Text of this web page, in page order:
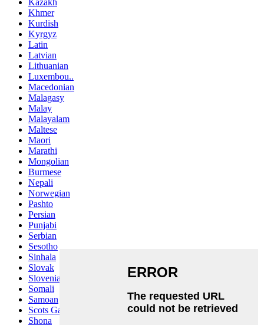
Khmer
Kurdish
Kyrgyz
Latin
Latvian
Lithuanian
Luxembou..
Macedonian
Malagasy
Malay
Malayalam
Maltese
Maori
Marathi
Mongolian
Burmese
Nepali
Norwegian
Pashto
Persian
Punjabi
Serbian
Sesotho
Sinhala
Slovak
Slovenian
Somali
Samoan
Scots Gaelic
Shona